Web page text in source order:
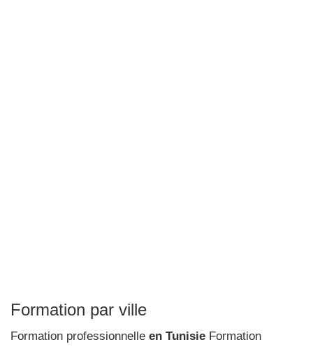
Formation par ville
Formation professionnelle en Tunisie Formation